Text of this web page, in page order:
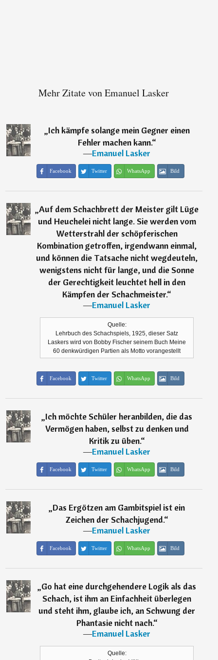
Mehr Zitate von Emanuel Lasker
„Ich kämpfe solange mein Gegner einen
Fehler machen kann.“
―Emanuel Lasker
Facebook Twitter WhatsApp Bild
„Auf dem Schachbrett der Meister gilt Lüge
und Heuchelei nicht lange. Sie werden vom
Wetterstrahl der schöpferischen
Kombination getroffen, irgendwann einmal,
und können die Tatsache nicht wegdeuteln,
wenigstens nicht für lange, und die Sonne
der Gerechtigkeit leuchtet hell in den
Kämpfen der Schachmeister.“
―Emanuel Lasker
Quelle:
Lehrbuch des Schachspiels, 1925, dieser Satz
Laskers wird von Bobby Fischer seinem Buch Meine
60 denkwürdigen Partien als Motto vorangestellt
Facebook Twitter WhatsApp Bild
„Ich möchte Schüler heranbilden, die das
Vermögen haben, selbst zu denken und
Kritik zu üben.“
―Emanuel Lasker
Facebook Twitter WhatsApp Bild
„Das Ergötzen am Gambitspiel ist ein
Zeichen der Schachjugend.“
―Emanuel Lasker
Facebook Twitter WhatsApp Bild
„Go hat eine durchgehendere Logik als das
Schach, ist ihm an Einfachheit überlegen
und steht ihm, glaube ich, an Schwung der
Phantasie nicht nach.“
―Emanuel Lasker
Quelle: